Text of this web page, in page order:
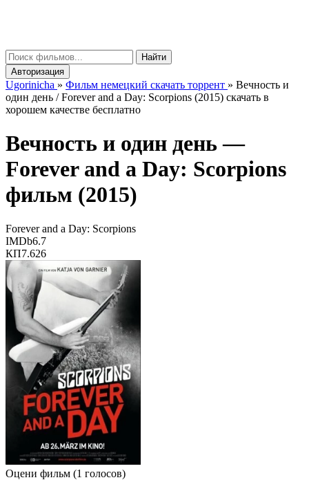
Найти
Авторизация
Ugorinicha » Фильм немецкий скачать торрент » Вечность и
один день / Forever and a Day: Scorpions (2015) скачать в
хорошем качестве бесплатно
Вечность и один день —
Forever and a Day: Scorpions
фильм (2015)
Forever and a Day: Scorpions
IMDb6.7
КП7.626
Оцени фильм (1 голосов)